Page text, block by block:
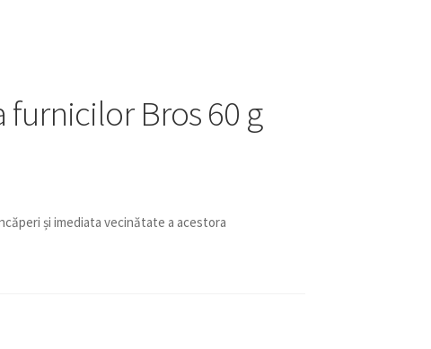
Bros 60 g
și imediata vecinătate a acestora